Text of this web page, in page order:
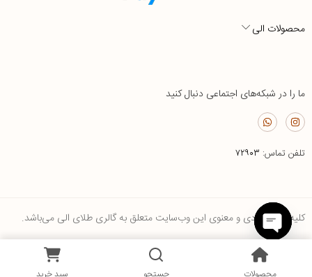
محصولات الی
ما را در شبکه‌های اجتماعی دنبال کنید
تلفن تماس: ۷۲۹۰۳
کلیه حقوق مادی و معنوی این وب‌سایت متعلق به گالری طلای الی می‌باشد.
محصولات جستجو سبد خرید
0
Open
chaty